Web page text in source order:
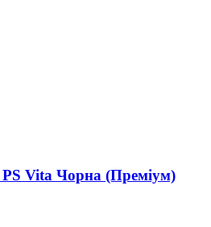
Vita Чорна (Преміум)